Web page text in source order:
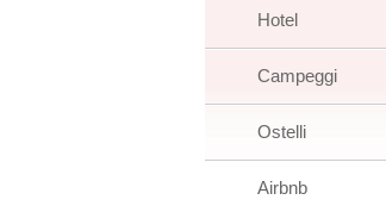
Hotel
Campeggi
Ostelli
Airbnb